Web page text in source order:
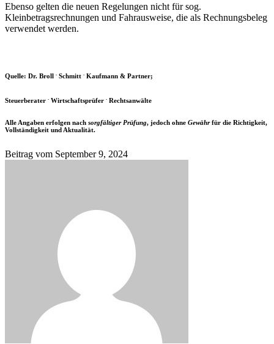
Ebenso gelten die neuen Regelungen nicht für sog.
Kleinbetragsrechnungen und Fahrausweise, die als Rechnungsbeleg
verwendet werden.
Quelle: Dr. Broll Schmitt Kaufmann & Partner;
Steuerberater Wirtschaftsprüfer Rechtsanwälte
Alle Angaben erfolgen nach sorgfältiger Prüfung, jedoch ohne Gewährfür die Richtigkeit,
Vollständigkeit und Aktualität.
Beitrag vom September 9, 2024